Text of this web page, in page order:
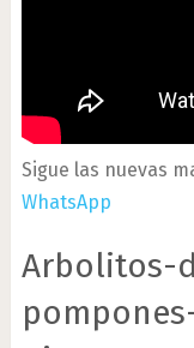
Sigue las nuevas
WhatsApp
Arbolitos-